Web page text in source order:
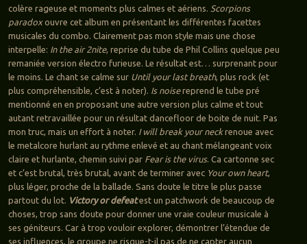
colère rageuse et moments plus calmes et aériens. Scorpions
paradoxouvre cet album en présentant les différentes facettes
musicales du combo. Clairement pas mon style mais une chose
interpelle: In the air 2nite, reprise du tube de Phil Collins quelque peu
remaniée version électro furieuse. Le résultat est… surprenant pour
le moins. Le chant se calme sur Until your last breath, plus rock (et
plus compréhensible, c’est à noter). Is noisereprend le tube pré
mentionné en en proposant une autre version plus calme et tout
autant retravaillée pour un résultat dancefloor de boite de nuit. Pas
mon truc, mais un effort à noter. I will break your neckrenoue avec
le metalcore hurlant au rythme enlevé et au chant mélangeant voix
claire et hurlante, chemin suivi par Fear is the virus. Ca cartonne sec
et c’est brutal, très brutal, avant de terminer avec Your own heart,
plus léger, proche de la ballade. Sans doute le titre le plus passe
partout du lot. Victory or defeatest un patchwork de beaucoup de
choses, trop sans doute pour donner une vraie couleur musicale à
ses géniteurs. Car à trop vouloir explorer, démontrer l’étendue de
ses influences, le groupe ne risque-t-il pas de ne capter aucun